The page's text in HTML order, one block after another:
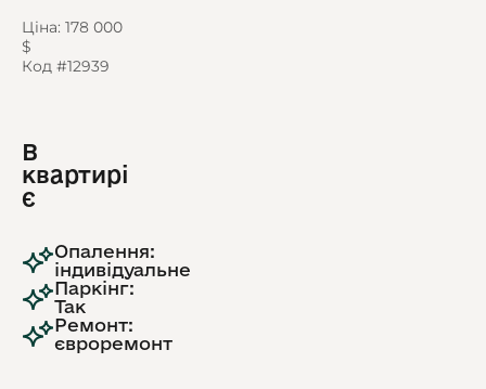
Ціна: 178 000
$
Код #12939
В
квартирі
є
Опалення:
індивідуальне
Паркінг:
Так
Ремонт:
євроремонт